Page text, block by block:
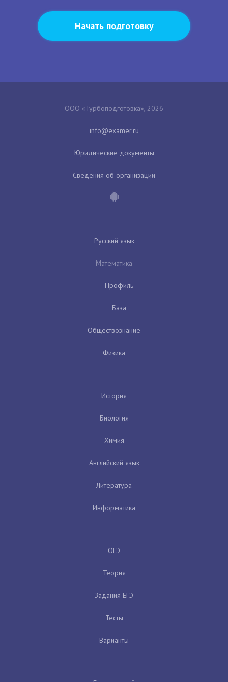
Начать подготовку
ООО «Турбоподготовка», 2026
Юридические документы
Сведения об организации
Русский язык
Математика
Профиль
База
Обществознание
Физика
История
Биология
Химия
Английский язык
Литература
Информатика
ОГЭ
Теория
Задания ЕГЭ
Тесты
Варианты